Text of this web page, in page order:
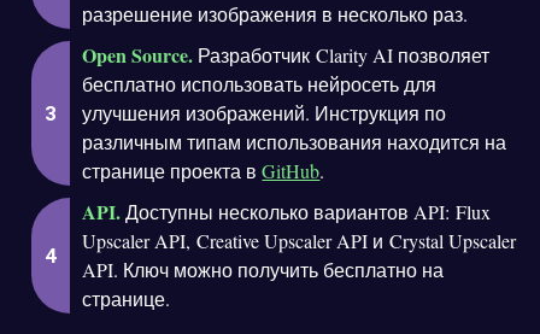
разрешение изображения в несколько раз.
Open Source. Разработчик Clarity AI позволяет
бесплатно использовать нейросеть для
улучшения изображений. Инструкция по
различным типам использования находится на
странице проекта вGitHub.
API.Доступны несколько вариантов API: Flux
Upscaler API, Creative Upscaler API и Crystal Upscaler
API. Ключ можно получить бесплатно на
странице.